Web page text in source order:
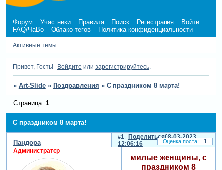
Форум Участники Правила Поиск Регистрация
Войти
FAQ/ЧаВо
Облако тегов Политика конфиденциальности
Активные темы
Привет, Гость! Войдите или зарегистрируйтесь.
» Art-Slide » Поздравления » С праздником 8 марта!
С праздником 8 марта!
Страница: 1
Поделиться
1
08-03-2023
12:06:16
Пандора
Администратор
милые женщины, с
праздником 8
+1